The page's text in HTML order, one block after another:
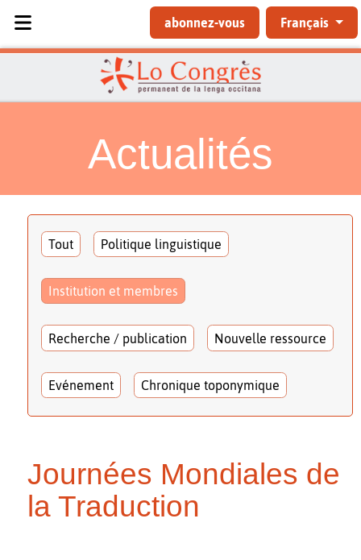
abonnez-vous Français
Actualités
Tout Politique linguistique
Institution et membres
Recherche / publication Nouvelle ressource
Evénement Chronique toponymique
Journées Mondiales de
la Traduction